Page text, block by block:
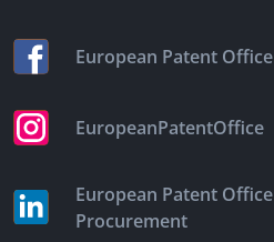
European Patent Office
EuropeanPatentOffice
European Patent Office
Procurement